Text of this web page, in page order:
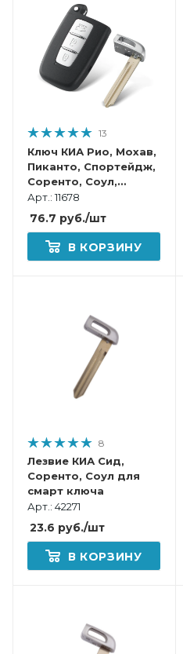
13
Ключ КИА Рио, Мохав,
Пиканто, Спортейдж,
Соренто, Соул,
Оптима смарт корпус
Арт.: 11678
76.7 руб./шт
В КОРЗИНУ
8
Лезвие КИА Сид,
Соренто, Соул для
cмарт ключа
Арт.: 42271
23.6 руб./шт
В КОРЗИНУ